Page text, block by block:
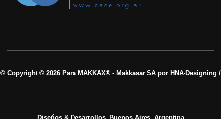
© Copyright © 2026 Para MAKKAX® - Makkasar SA por HNA-Designing /
Diseńos & Desarrollos, Buenos Aires, Argentina